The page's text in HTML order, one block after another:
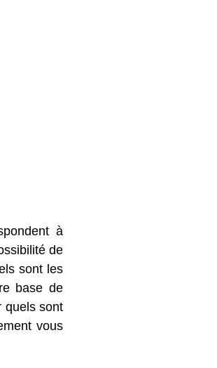
à
de
sont les
base de
quels sont
vous